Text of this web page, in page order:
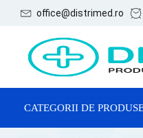
office@distrimed.ro
CATEGORII DE